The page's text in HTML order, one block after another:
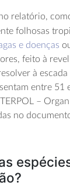
relatório,
folhosas
e doenças
feito à
à
entre 51
–
no